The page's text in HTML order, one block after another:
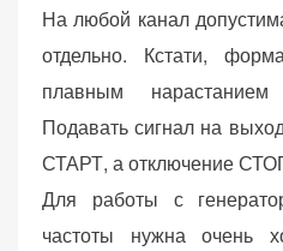
На любой канал
отдельно. Кстати,
плавным
Подавать сигнал на
СТАРТ, а отключение
Для работы с
частоты нужна очень
Яндекс.Директ:
персонализированная
реклама на основе
ваших интересов.
Рассказывая о своих
интересах и
поведении при
посещении нашего
сайта, вы повышаете